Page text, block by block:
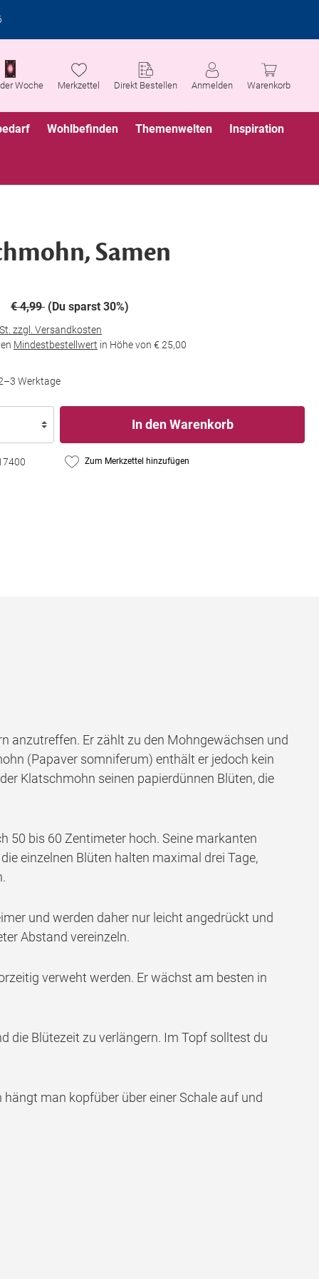
Woche Merkzettel Direkt Bestellen Anmelden Warenkorb
Wohlbefinden Themenwelten Inspiration
Samen
€ 4,99 (Du sparst 30%)
zzgl. Versandkosten
Mindestbestellwert in Höhe von € 25,00
Werktage
In den Warenkorb
Zum Merkzettel hinzufügen
anzutreffen. Er zählt zu den Mohngewächsen und
(Papaver somniferum) enthält er jedoch kein
Klatschmohn seinen papierdünnen Blüten, die
50 bis 60 Zentimeter hoch. Seine markanten
einzelnen Blüten halten maximal drei Tage,
und werden daher nur leicht angedrückt und
Abstand vereinzeln.
verweht werden. Er wächst am besten in
die Blütezeit zu verlängern. Im Topf solltest du
man kopfüber über einer Schale auf und